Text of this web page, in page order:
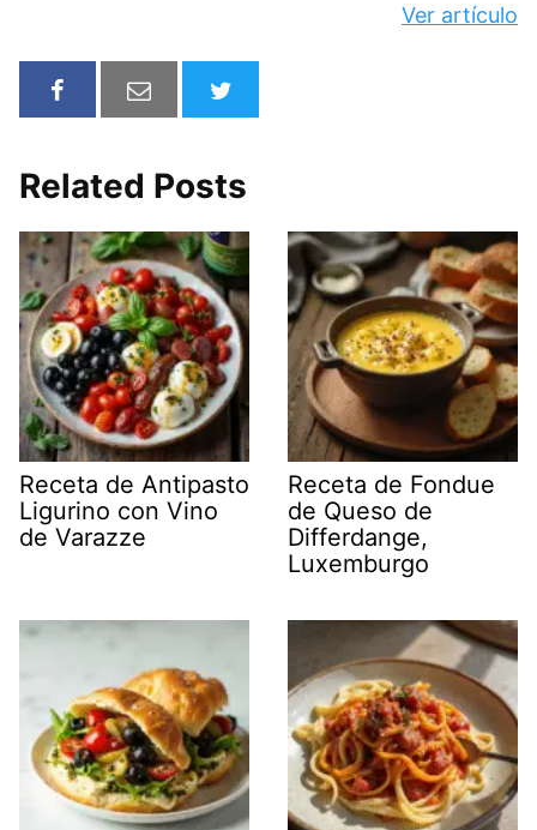
Ver artículo
Related Posts
Receta de Antipasto
Ligurino con Vino
de Varazze
Receta de Fondue
de Queso de
Differdange,
Luxemburgo